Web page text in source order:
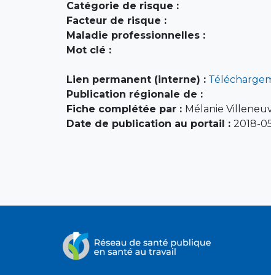
Catégorie de risque :
Facteur de risque :
Maladie professionnelles :
Mot clé :
Lien permanent (interne) :
Publication régionale de :
Fiche complétée par : Mélanie
Date de publication au portail : 2018-